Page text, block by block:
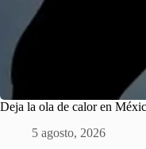
Deja la ola de calor en
5 agosto, 2026